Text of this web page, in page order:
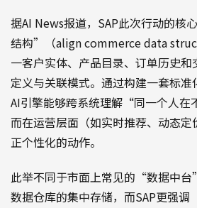
据AI News报道，SAP此次行动的核
结构”（align commerce data
一客户实体、产品目录、订单历史
定义与关联模式。通过构建一套标准
AI引擎能够跨系统理解“同一个人
而在运营层面（如实时推荐、动态
正个性化的动作。
此举不同于市面上常见的“数据中
数据仓库的集中存储，而SAP更强调